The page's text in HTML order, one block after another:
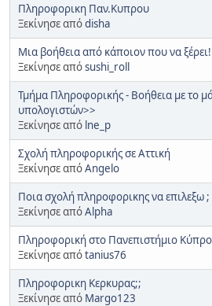
Πληροφορικη Παν.Κυπρου
Ξεκίνησε απόdisha
Μια βοήθεια από κάποιον που να
Ξεκίνησε απόsushi_roll
Τμήμα Πληροφορικής - Βοήθεια με το
υπολογιστών>>
Ξεκίνησε από lne_p
Σχολή πληροφορικής σε Αττική
Ξεκίνησε απόAngelo
Ποια σχολή πληροφορικης να επιλεξω ;
Ξεκίνησε απόAlpha
Πληροφορική στο Πανεπιστήμιο
Ξεκίνησε απόtanius76
Πληροφορικη Κερκυρας;;
Ξεκίνησε από Margo123